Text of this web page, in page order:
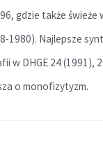
gdzie także
1980). Najlepsze
w DHGE 24 (1991),
o monofizytyzm.